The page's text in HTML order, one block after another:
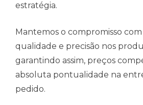
estratégia.
Mantemos o compromisso com
qualidade e precisão nos
garantindo assim, preços
absoluta pontualidade na
pedido.